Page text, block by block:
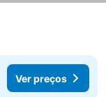
Ver preços